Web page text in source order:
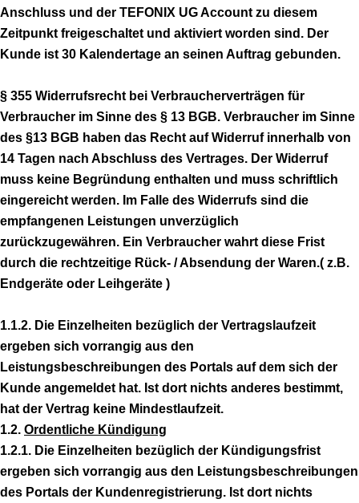
Anschluss und der TEFONIX UG Account zu diesem
Zeitpunkt freigeschaltet und aktiviert worden sind. Der
Kunde ist 30 Kalendertage an seinen Auftrag gebunden.
§ 355 Widerrufsrecht bei Verbraucherverträgen für
Verbraucher im Sinne des § 13 BGB. Verbraucher im Sinne
des §13 BGB haben das Recht auf Widerruf innerhalb von
14 Tagen nach Abschluss des Vertrages. Der Widerruf
muss keine Begründung enthalten und muss schriftlich
eingereicht werden. Im Falle des Widerrufs sind die
empfangenen Leistungen unverzüglich
zurückzugewähren. Ein Verbraucher wahrt diese Frist
durch die rechtzeitige Rück- / Absendung der Waren.( z.B.
Endgeräte oder Leihgeräte )
1.1.2. Die Einzelheiten bezüglich der Vertragslaufzeit
ergeben sich vorrangig aus den
Leistungsbeschreibungen des Portals auf dem sich der
Kunde angemeldet hat. Ist dort nichts anderes bestimmt,
hat der Vertrag keine Mindestlaufzeit.
1.2. Ordentliche Kündigung
1.2.1. Die Einzelheiten bezüglich der Kündigungsfrist
ergeben sich vorrangig aus den Leistungsbeschreibungen
des Portals der Kundenregistrierung. Ist dort nichts